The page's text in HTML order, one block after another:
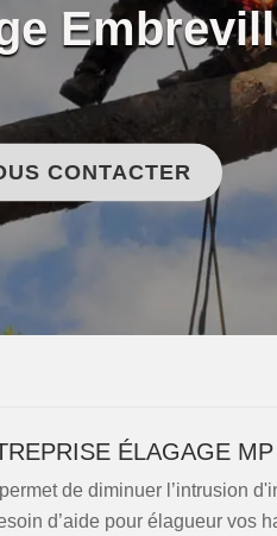
CONTACTER
ÉLAGAGE
de diminuer l’intrusion
d’aide pour élagueur vos